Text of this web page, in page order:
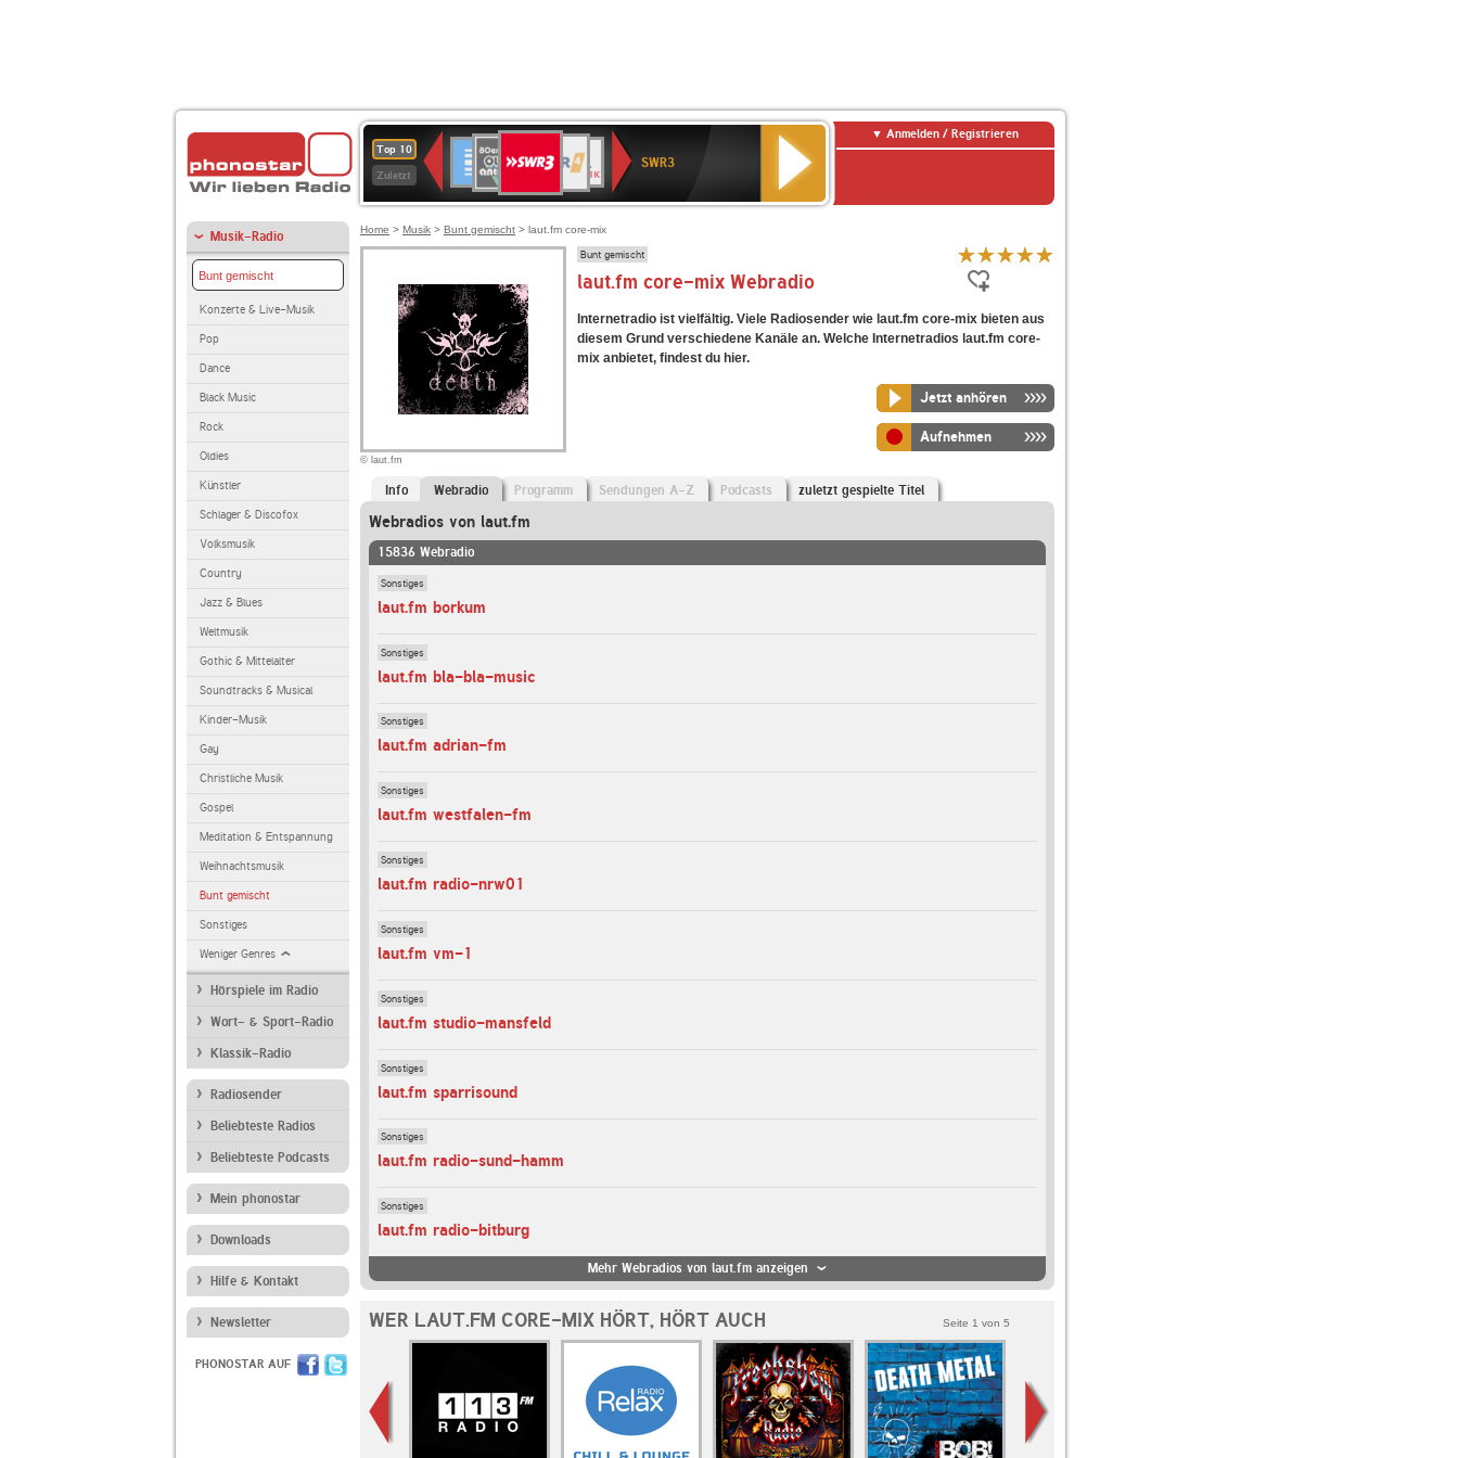
Top 10
Zuletzt
Deutschlandfunk
80er
90er
OLDIE
ANTENNE
4
KLASSIK
SWR
Kultur
NDR
2
SWR3
Anmelden / Registrieren
Musik-Radio
Bunt gemischt
Konzerte & Live-Musik
Pop
Dance
Black Music
Rock
Oldies
Künstler
Schlager & Discofox
Volksmusik
Country
Jazz & Blues
Weltmusik
Gothic & Mittelalter
Soundtracks & Musical
Kinder-Musik
Gay
Christliche Musik
Gospel
Meditation & Entspannung
Weihnachtsmusik
Bunt gemischt
Sonstiges
Weniger Genres
Hörspiele im Radio
Wort- & Sport-Radio
Klassik-Radio
Radiosender
Beliebteste Radios
Beliebteste Podcasts
Mein phonostar
Downloads
Hilfe & Kontakt
Newsletter
PHONOSTAR AUF
Home > Musik > Bunt gemischt > laut.fm core-mix
© laut.fm
Bunt gemischt
laut.fm core-mix Webradio
Internetradio ist vielfältig. Viele Radiosender wie laut.fm core-mix bieten aus
diesem Grund verschiedene Kanäle an. Welche Internetradios laut.fm core-
mix anbietet, findest du hier.
Jetzt anhören
Aufnehmen
Info Webradio Programm Sendungen A-Z Podcasts zuletzt gespielte Titel
Webradios von laut.fm
15836 Webradio
Sonstiges
laut.fm borkum
Sonstiges
laut.fm bla-bla-music
Sonstiges
laut.fm adrian-fm
Sonstiges
laut.fm westfalen-fm
Sonstiges
laut.fm radio-nrw01
Sonstiges
laut.fm vm-1
Sonstiges
laut.fm studio-mansfeld
Sonstiges
laut.fm sparrisound
Sonstiges
laut.fm radio-sund-hamm
Sonstiges
laut.fm radio-bitburg
Mehr Webradios von laut.fm anzeigen
WER LAUT.FM CORE-MIX HÖRT, HÖRT AUCH Seite 1 von 5